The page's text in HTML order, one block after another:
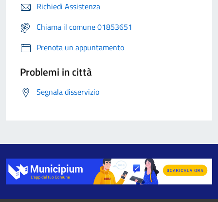
Richiedi Assistenza
Chiama il comune 01853651
Prenota un appuntamento
Problemi in città
Segnala disservizio